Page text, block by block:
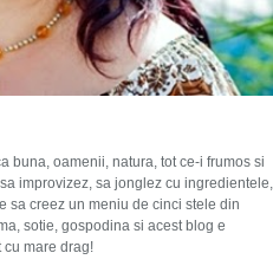
buna, oamenii, natura, tot ce-i frumos si
improvizez, sa jonglez cu ingredientele,
sa creez un meniu de cinci stele din
sotie, gospodina si acest blog e
cu mare drag!